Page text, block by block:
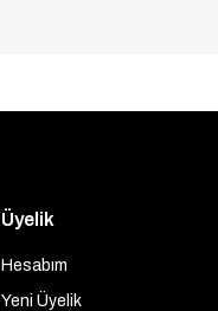
Üyelik
Hesabım
Yeni Üyelik